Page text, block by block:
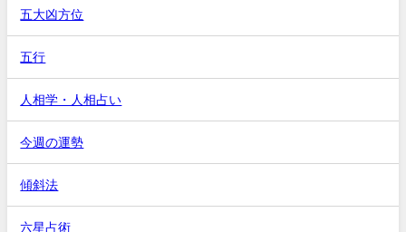
五大凶方位
五行
人相学・人相占い
今週の運勢
傾斜法
六星占術